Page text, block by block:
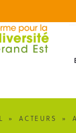
» ACTEURS »